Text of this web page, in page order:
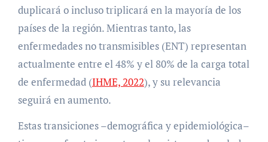
duplicará o incluso triplicará en la mayoría de los
países de la región. Mientras tanto, las
enfermedades no transmisibles (ENT) representan
actualmente entre el 48% y el 80% de la carga total
de enfermedad (IHME, 2022), y su relevancia
seguirá en aumento.
Estas transiciones –demográfica y epidemiológica–